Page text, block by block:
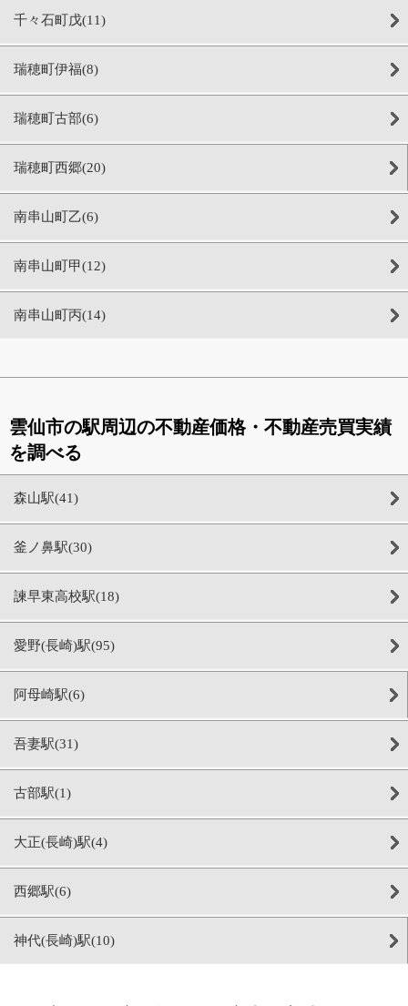
千々石町戊(11)
瑞穂町伊福(8)
瑞穂町古部(6)
瑞穂町西郷(20)
南串山町乙(6)
南串山町甲(12)
南串山町丙(14)
雲仙市の駅周辺の不動産価格・不動産売買実績
を調べる
森山駅(41)
釜ノ鼻駅(30)
諫早東高校駅(18)
愛野(長崎)駅(95)
阿母崎駅(6)
吾妻駅(31)
古部駅(1)
大正(長崎)駅(4)
西郷駅(6)
神代(長崎)駅(10)